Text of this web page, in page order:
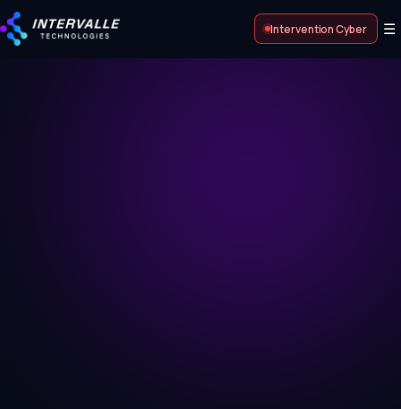
Intervention Cyber ☰